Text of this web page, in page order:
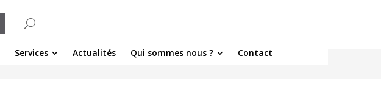
Services Actualités Qui sommes nous ? Contact